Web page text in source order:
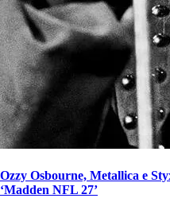
Ozzy Osbourne, Metallica e
‘Madden NFL 27’